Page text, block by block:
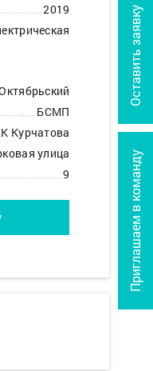
Приглашаем в команду
Оставить заявку
2019
БСМП
Курчатова
улица
9